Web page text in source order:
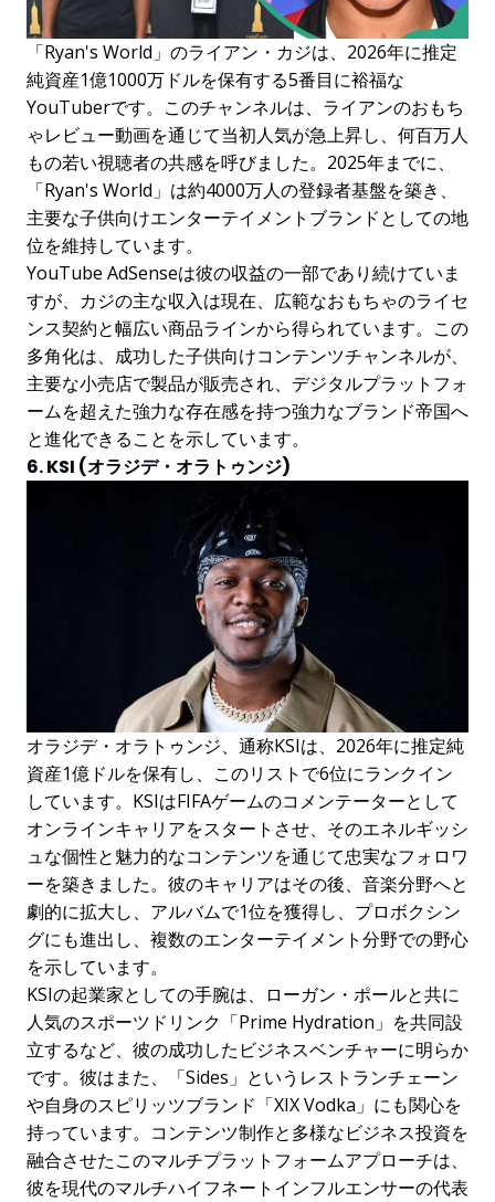
「Ryan's World」のライアン・カジは、2026年に推定
純資産1億1000万ドルを保有する5番目に裕福な
YouTuberです。このチャンネルは、ライアンのおもち
ゃレビュー動画を通じて当初人気が急上昇し、何百万人
もの若い視聴者の共感を呼びました。2025年までに、
「Ryan's World」は約4000万人の登録者基盤を築き、
主要な子供向けエンターテイメントブランドとしての地
位を維持しています。
YouTube AdSenseは彼の収益の一部であり続けていま
すが、カジの主な収入は現在、広範なおもちゃのライセ
ンス契約と幅広い商品ラインから得られています。この
多角化は、成功した子供向けコンテンツチャンネルが、
主要な小売店で製品が販売され、デジタルプラットフォ
ームを超えた強力な存在感を持つ強力なブランド帝国へ
と進化できることを示しています。
6. KSI (オラジデ・オラトゥンジ)
オラジデ・オラトゥンジ、通称KSIは、2026年に推定純
資産1億ドルを保有し、このリストで6位にランクイン
しています。KSIはFIFAゲームのコメンテーターとして
オンラインキャリアをスタートさせ、そのエネルギッシ
ュな個性と魅力的なコンテンツを通じて忠実なフォロワ
ーを築きました。彼のキャリアはその後、音楽分野へと
劇的に拡大し、アルバムで1位を獲得し、プロボクシン
グにも進出し、複数のエンターテイメント分野での野心
を示しています。
KSIの起業家としての手腕は、ローガン・ポールと共に
人気のスポーツドリンク「Prime Hydration」を共同設
立するなど、彼の成功したビジネスベンチャーに明らか
です。彼はまた、「Sides」というレストランチェーン
や自身のスピリッツブランド「XIX Vodka」にも関心を
持っています。コンテンツ制作と多様なビジネス投資を
融合させたこのマルチプラットフォームアプローチは、
彼を現代のマルチハイフネートインフルエンサーの代表